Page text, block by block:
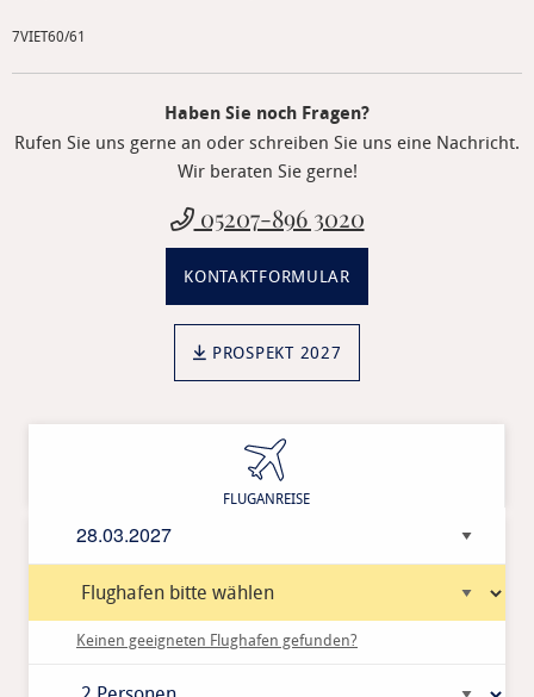
7VIET60/61
Haben Sie noch Fragen?
Rufen Sie uns gerne an oder schreiben Sie uns eine Nachricht.
Wir beraten Sie gerne!
05207-896 3020
KONTAKTFORMULAR
PROSPEKT 2027
Keinen geeigneten Flughafen gefunden?